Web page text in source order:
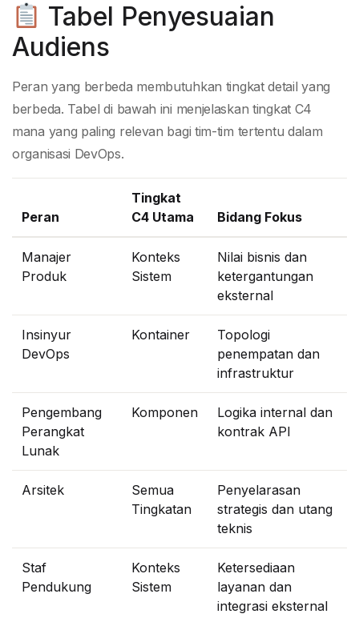
Tabel Penyesuaian
Audiens
Peran yang berbeda membutuhkan tingkat detail yang
berbeda. Tabel di bawah ini menjelaskan tingkat C4
mana yang paling relevan bagi tim-tim tertentu dalam
organisasi DevOps.
Peran
Tingkat
C4 Utama
Bidang Fokus
Manajer
Produk
Konteks
Sistem
Nilai bisnis dan
ketergantungan
eksternal
Insinyur
DevOps
Kontainer
Topologi
penempatan dan
infrastruktur
Pengembang
Perangkat
Lunak
Komponen
Logika internal dan
kontrak API
Arsitek
Semua
Tingkatan
Penyelarasan
strategis dan utang
teknis
Staf
Pendukung
Konteks
Sistem
Ketersediaan
layanan dan
integrasi eksternal